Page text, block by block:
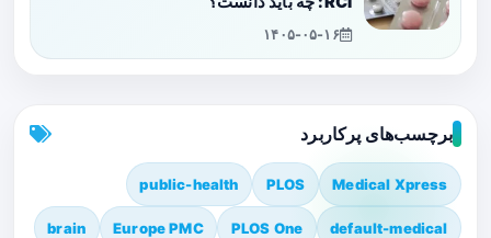
۱۴۰۵-۰۵-۱۶
برچسب‌های پرکاربرد
Medical Xpress
PLOS
public-health
default-medical
PLOS One
Europe PMC
brain